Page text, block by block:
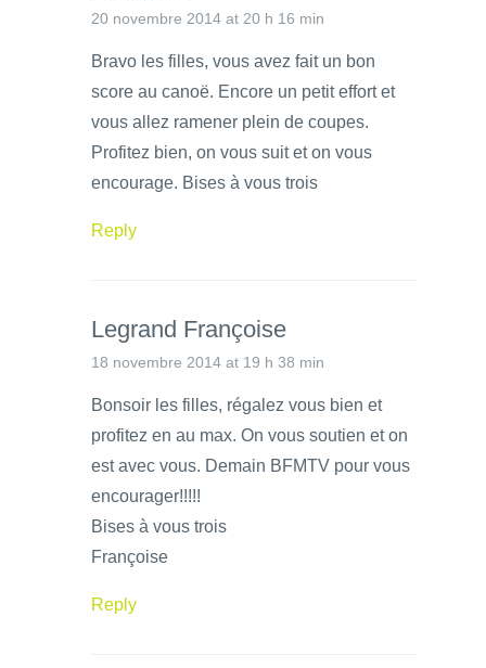
20 novembre 2014 at 20 h 16 min
Bravo les filles, vous avez fait un bon
score au canoë. Encore un petit effort et
vous allez ramener plein de coupes.
Profitez bien, on vous suit et on vous
encourage. Bises à vous trois
Reply
Legrand Françoise
18 novembre 2014 at 19 h 38 min
Bonsoir les filles, régalez vous bien et
profitez en au max. On vous soutien et on
est avec vous. Demain BFMTV pour vous
encourager!!!!!
Bises à vous trois
Françoise
Reply